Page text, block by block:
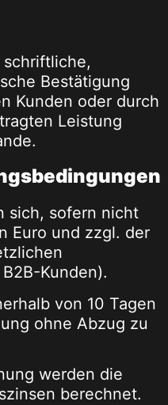
schriftliche,
Bestätigung
Kunden oder durch
Leistung
sich, sofern nicht
Euro und zzgl. der
Kunden).
von 10 Tagen
ohne Abzug zu
werden die
berechnet.